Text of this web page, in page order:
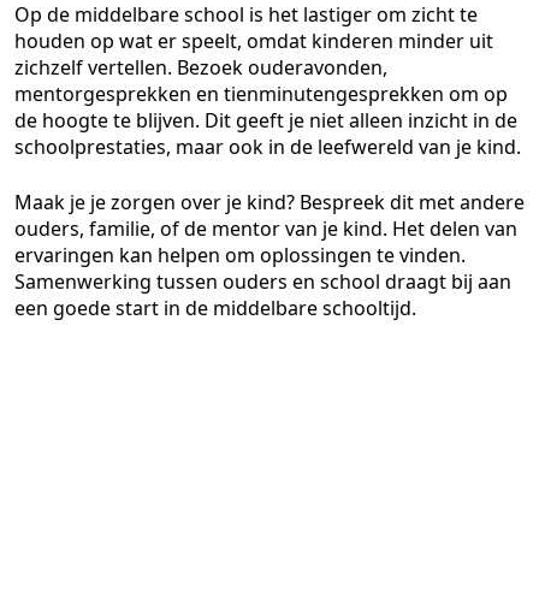
Op de middelbare school is het lastiger om zicht te
houden op wat er speelt, omdat kinderen minder uit
zichzelf vertellen. Bezoek ouderavonden,
mentorgesprekken en tienminutengesprekken om op
de hoogte te blijven. Dit geeft je niet alleen inzicht in de
schoolprestaties, maar ook in de leefwereld van je kind.
Maak je je zorgen over je kind? Bespreek dit met andere
ouders, familie, of de mentor van je kind. Het delen van
ervaringen kan helpen om oplossingen te vinden.
Samenwerking tussen ouders en school draagt bij aan
een goede start in de middelbare schooltijd.